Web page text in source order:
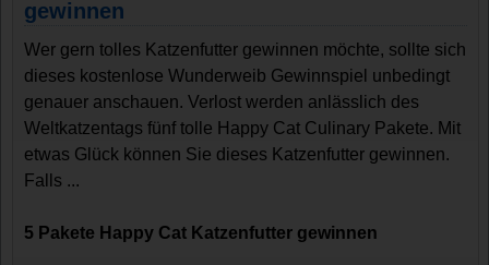
gewinnen
Wer gern tolles Katzenfutter gewinnen möchte, sollte sich
dieses kostenlose Wunderweib Gewinnspiel unbedingt
genauer anschauen. Verlost werden anlässlich des
Weltkatzentags fünf tolle Happy Cat Culinary Pakete. Mit
etwas Glück können Sie dieses Katzenfutter gewinnen.
Falls ...
5 Pakete Happy Cat Katzenfutter gewinnen